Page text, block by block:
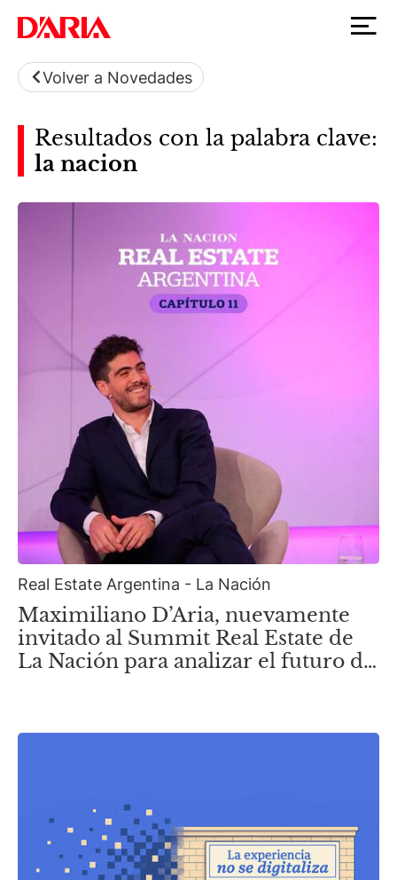
Volver a Novedades
Resultados con la palabra clave:
la nacion
Real Estate Argentina - La Nación
Maximiliano D’Aria, nuevamente
invitado al Summit Real Estate de
La Nación para analizar el futuro de